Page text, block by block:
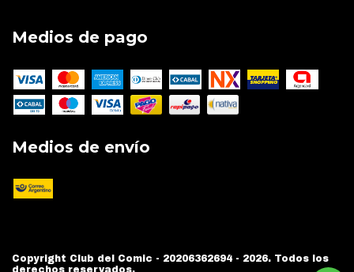
Medios de pago
Medios de envío
Copyright Club del Comic - 20206362694 - 2026. Todos los